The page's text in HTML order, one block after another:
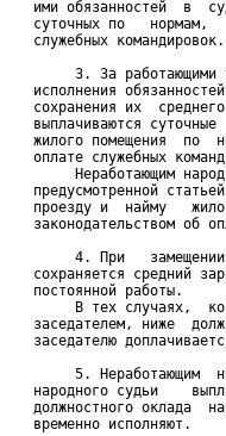
ими обязанностей  в
суточных по   нормам,
служебных командировок.
3. За работающими
исполнения
сохранения их
выплачиваются
жилого помещения  по
оплате служебных
Неработающим
предусмотренной
проезду и  найму
законодательством об
4. При
сохраняется средний
постоянной работы.
В тех случаях,
заседателем, ниже
заседателю
5. Неработающим
народного судьи
должностного оклада
временно исполняют.